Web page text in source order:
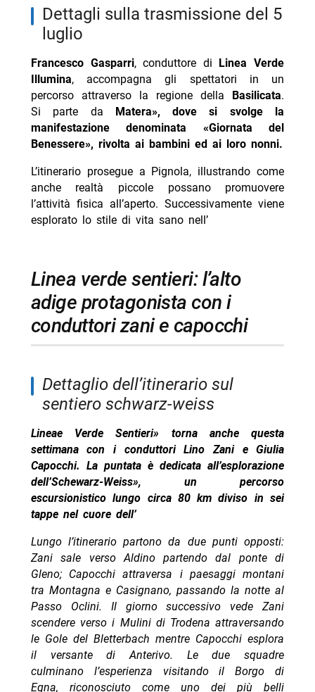
dettagli sulla trasmissione del 5
luglio
Francesco Gasparri, conduttore di
Linea Verde
Illumina, accompagna gli spettatori in un
percorso attraverso la regione della
Basilicata.
Si parte da
Matera», dove si svolge la
manifestazione denominata «Giornata del
Benessere», rivolta ai bambini ed ai loro nonni.
L’itinerario prosegue a Pignola, illustrando come
anche realtà piccole possano promuovere
l’attività fisica all’aperto. Successivamente viene
esplorato lo stile di vita sano nell’
linea verde sentieri: l’alto
adige protagonista con i
conduttori zani e capocchi
dettaglio dell’itinerario sul
sentiero schwarz-weiss
Lineae Verde Sentieri» torna anche questa
settimana con i conduttori Lino Zani e Giulia
Capocchi. La puntata è dedicata all’esplorazione
dell’Schewarz-Weiss», un percorso
escursionistico lungo circa 80 km diviso in sei
tappe nel cuore dell’
Lungo l’itinerario partono da due punti opposti:
Zani sale verso Aldino partendo dal ponte di
Gleno; Capocchi attraversa i paesaggi montani
tra Montagna e Casignano, passando la notte al
Passo Oclini. Il giorno successivo vede Zani
scendere verso i Mulini di Trodena attraversando
le Gole del Bletterbach mentre Capocchi esplora
il versante di Anterivo. Le due squadre
culminano l’esperienza visitando il Borgo di
Egna, riconosciuto come uno dei più belli